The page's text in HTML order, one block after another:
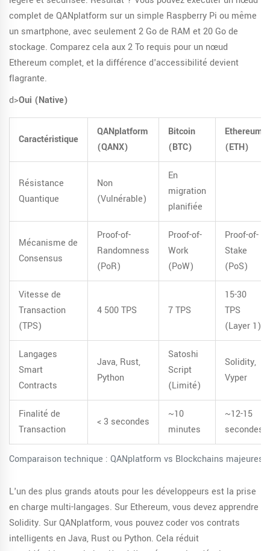
complet de QANplatform sur un simple Raspberry Pi ou même
un smartphone, avec seulement 2 Go de RAM et 20 Go de
stockage. Comparez cela aux 2 To requis pour un nœud
Ethereum complet, et la différence d'accessibilité devient
flagrante.
d>Oui (Native)
Comparaison technique : QANplatform vs Blockchains majeures
Caractéristique
QANplatform
(QANX)
Bitcoin
(BTC)
Ethereum
(ETH)
Résistance
Quantique
Non
(Vulnérable)
En
migration
planifiée
Mécanisme de
Consensus
Proof-of-
Randomness
(PoR)
Proof-of-
Work
(PoW)
Proof-of-
Stake
(PoS)
Vitesse de
Transaction
(TPS)
4 500 TPS 7 TPS
15-30
TPS
(Layer 1)
Langages
Smart
Contracts
Java, Rust,
Python
Satoshi
Script
(Limité)
Solidity,
Vyper
Finalité de
Transaction
< 3 secondes
~10
minutes
~12-15
secondes
L'un des plus grands atouts pour les développeurs est la prise
en charge multi-langages. Sur Ethereum, vous devez apprendre
Solidity. Sur QANplatform, vous pouvez coder vos contrats
intelligents en Java, Rust ou Python. Cela réduit